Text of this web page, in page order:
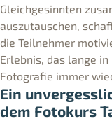
Gleichgesinnten
auszutauschen,
die Teilnehmer
Erlebnis, das lange
Fotografie immer
Ein
dem Fotokurs